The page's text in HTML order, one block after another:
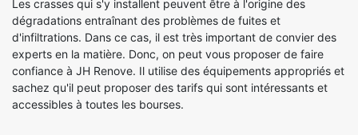
Les crasses qui s'y installent peuvent être à l'origine des
dégradations entraînant des problèmes de fuites et
d'infiltrations. Dans ce cas, il est très important de convier des
experts en la matière. Donc, on peut vous proposer de faire
confiance à JH Renove. Il utilise des équipements appropriés et
sachez qu'il peut proposer des tarifs qui sont intéressants et
accessibles à toutes les bourses.